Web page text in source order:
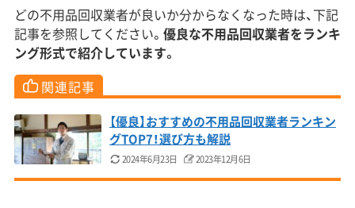
どの不用品回収業者が良いか分からなくなった時は、下記
記事を参照してください。 優良な不用品回収業者をランキ
ング形式で紹介しています。
関連記事
【優良】おすすめの不用品回収業者ランキン
グTOP7！選び方も解説
2024年6月23日 2023年12月6日